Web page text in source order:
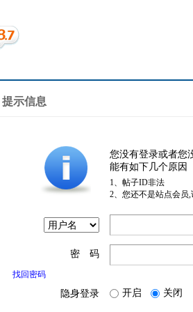
提示信息
您没有登录或者您
能有如下几个原因
1、帖子ID非法
2、您还不是站点会员
密 码
找回密码
隐身登录 开启 关闭